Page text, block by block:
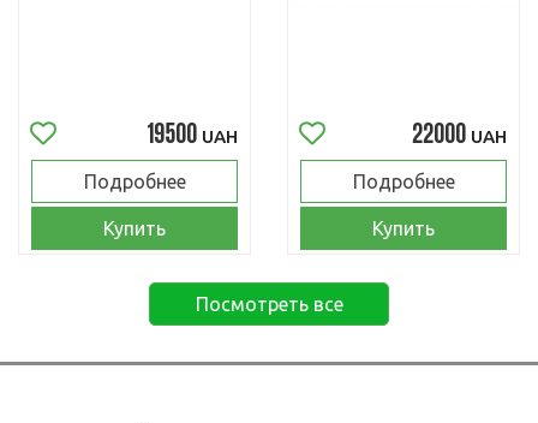
19500 UAH
Подробнее
Купить
22000 UAH
Подробнее
Купить
Посмотреть все